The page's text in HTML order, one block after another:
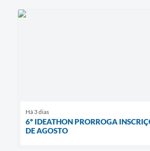
Há 3 dias
6º IDEATHON PRORROGA
DE AGOSTO